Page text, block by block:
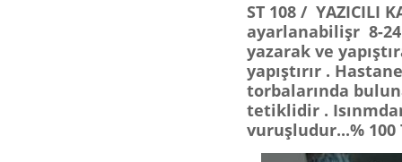
ST 108 / YAZICILI
ayarlanabilişr 8-24
yazarak ve
yapıştırır .
torbalarında
tetiklidir .
vuruşludur...% 100